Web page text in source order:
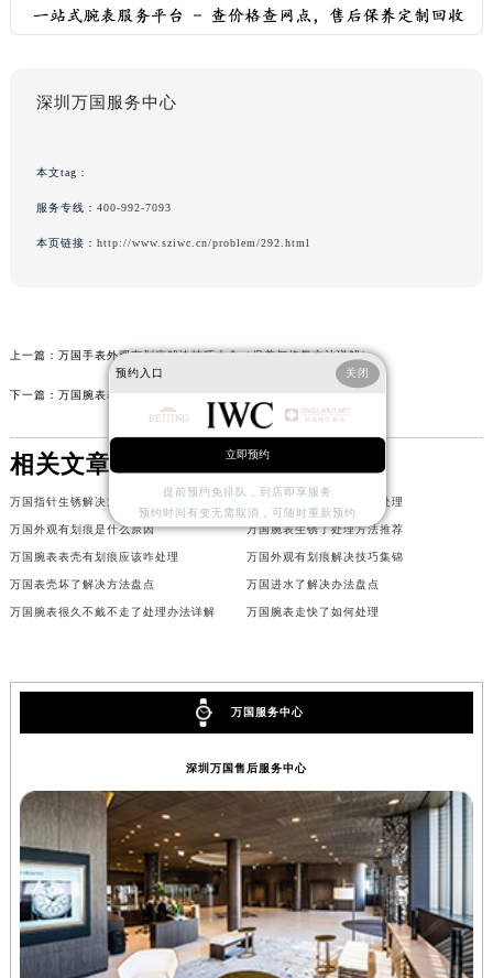
深圳万国服务中心
本文tag：
服务专线： 400-992-7093
本页链接： http://www.sziwc.cn/problem/292.html
上一篇： 万国手表外观有划痕解决技巧大全（保养与修复方法详解）
下一篇： 万国腕表表蒙子坏解决技巧深度解析(维修与保养小妙招)
相关文章
万国指针生锈解决方法推荐 万国手表表蒙有划痕怎么处理
万国外观有划痕是什么原因 万国腕表生锈了处理方法推荐
万国腕表表壳有划痕应该咋处理 万国外观有划痕解决技巧集锦
万国表壳坏了解决方法盘点 万国进水了解决办法盘点
万国腕表很久不戴不走了处理办法详解 万国腕表走快了如何处理
万国服务中心
深圳万国售后服务中心
预约入口 关闭
立即预约
提前预约免排队，到店即享服务
预约时间有变无需取消，可随时重新预约